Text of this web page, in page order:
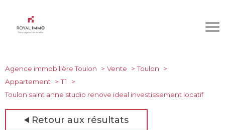
Agence immobilière Toulon Vente
Toulon
Appartement
T1
Toulon saint anne studio renove ideal investissement locatif
Retour aux résultats